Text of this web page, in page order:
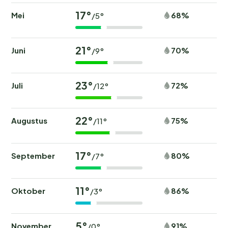
Mei 17° /5° 68%
Juni 21° /9° 70%
Juli 23° /12° 72%
Augustus 22° /11° 75%
September 17° /7° 80%
Oktober 11° /3° 86%
November /0° 91%